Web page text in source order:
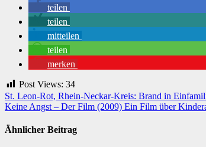
teilen
teilen
mitteilen
teilen
merken
Post Views: 34
Beitragsnavigation
St. Leon-Rot, Rhein-Neckar-Kreis: Brand in
Keine Angst – Der Film (2009) Ein Film über
Ähnlicher Beitrag